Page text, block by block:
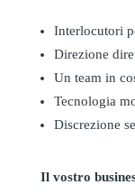
Interlocutori
Direzione
Un team in
Tecnologia
Discrezione
Il vostro